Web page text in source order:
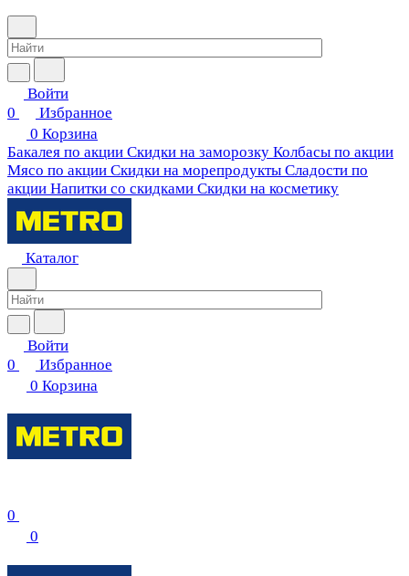
Войти
0
Избранное
0 Корзина
Бакалея по акции Скидки на заморозку Колбасы по акции
Мясо по акции Скидки на морепродукты Сладости по
акции Напитки со скидками Скидки на косметику
Каталог
Войти
0
Избранное
0 Корзина
0
0